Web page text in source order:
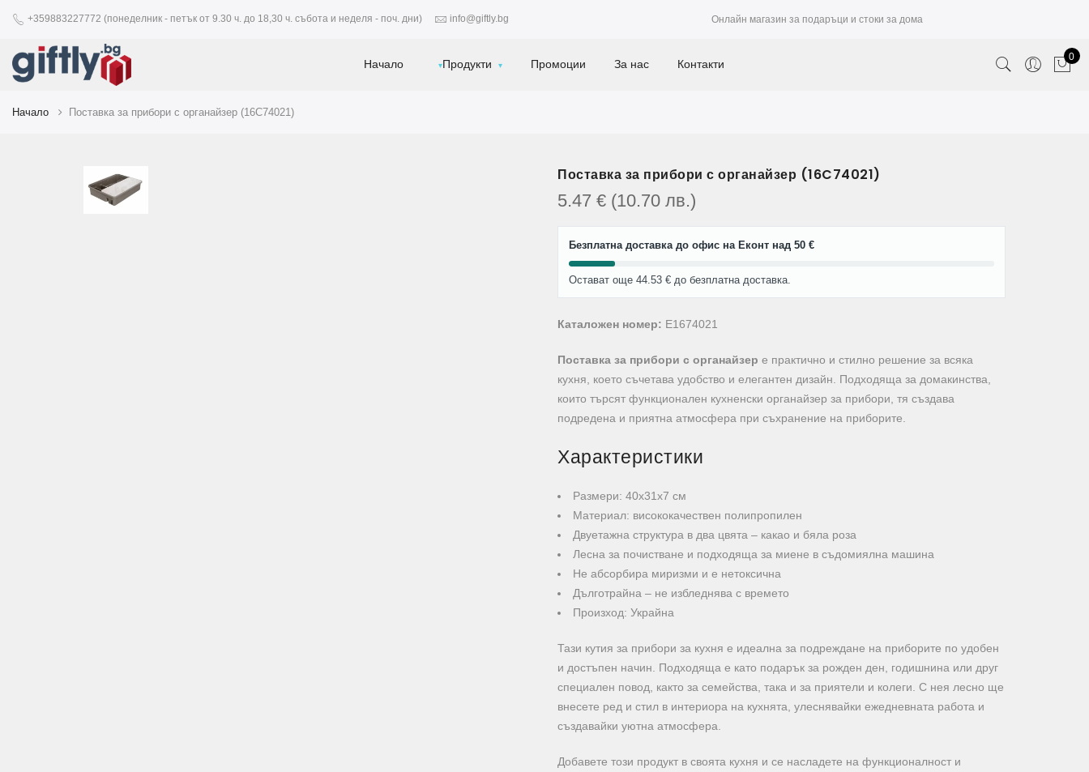
+359883227772 (понеделник - петък от 9.30 ч. до 18,30 ч. събота и неделя - поч. дни) info@giftly.bg Онлайн магазин за подаръци и стоки за дома
Начало Продукти Промоции За нас Контакти 0
Начало Поставка за прибори с органайзер (16C74021)
Поставка за прибори с органайзер (16C74021)
5.47 € (10.70 лв.)
Безплатна доставка до офис на Еконт над 50 €
Остават още 44.53 € до безплатна доставка.
Каталожен номер: E1674021
Поставка за прибори с органайзер е практично и стилно решение за всяка
кухня, което съчетава удобство и елегантен дизайн. Подходяща за домакинства,
които търсят функционален кухненски органайзер за прибори, тя създава
подредена и приятна атмосфера при съхранение на приборите.
Характеристики
Размери: 40х31х7 см
Материал: висококачествен полипропилен
Двуетажна структура в два цвята – какао и бяла роза
Лесна за почистване и подходяща за миене в съдомиялна машина
Не абсорбира миризми и е нетоксична
Дълготрайна – не избледнява с времето
Произход: Украйна
Тази кутия за прибори за кухня е идеална за подреждане на приборите по удобен
и достъпен начин. Подходяща е като подарък за рожден ден, годишнина или друг
специален повод, както за семейства, така и за приятели и колеги. С нея лесно ще
внесете ред и стил в интериора на кухнята, улеснявайки ежедневната работа и
създавайки уютна атмосфера.
Добавете този продукт в своята кухня и се насладете на функционалност и